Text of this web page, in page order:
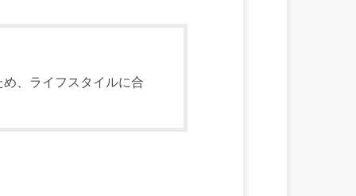
、ライフスタイルに合